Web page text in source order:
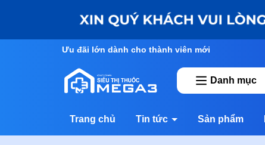
Ưu đãi lớn dành cho thành viên mới
Danh mục
Trang chủ Tin tức Sản phẩm